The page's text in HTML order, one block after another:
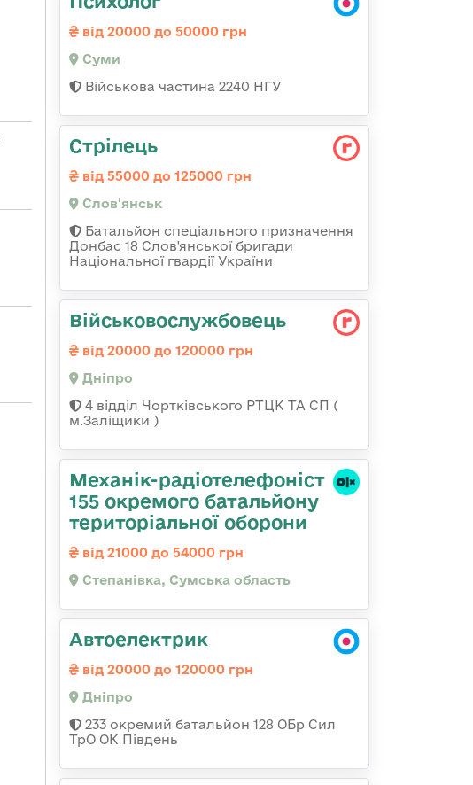
від 20000 до 50000 грн
Суми
Військова частина 2240 НГУ
Стрілець
від 55000 до 125000 грн
Слов'янськ
Батальйон спеціального призначення
Донбас 18 Слов'янської бригади
Національної гвардії України
Військовослужбовець
від 20000 до 120000 грн
Дніпро
4 відділ Чортківського РТЦК ТА СП (
м.Заліщики )
Механік-радіотелефоніст
155 окремого батальйону
територіальної оборони
від 21000 до 54000 грн
Степанівка, Сумська область
Автоелектрик
від 20000 до 120000 грн
Дніпро
233 окремий батальйон 128 ОБр Сил
ТрО ОК Південь